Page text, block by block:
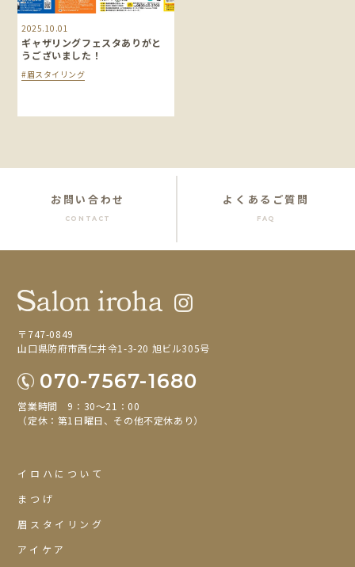
2025.10.01
ギャザリングフェスタありがと
うございました！
#眉スタイリング
お問い合わせ
CONTACT
よくあるご質問
FAQ
〒747-0849
山口県防府市西仁井令1-3-20 旭ビル305号
070-7567-1680
営業時間 9：30～21：00
（定休：第1日曜日、その他不定休あり）
イロハについて
まつげ
眉スタイリング
アイケア